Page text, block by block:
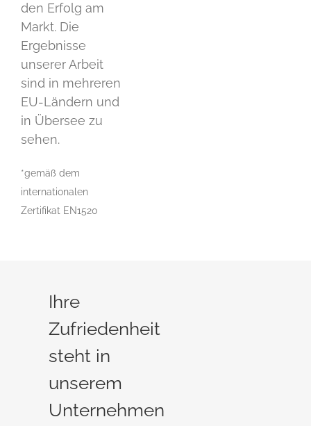
den Erfolg am
Markt. Die
Ergebnisse
unserer Arbeit
sind in mehreren
EU-Ländern und
in Übersee zu
sehen.
*gemäß dem
internationalen
Zertifikat EN1520
Ihre
Zufriedenheit
steht in
unserem
Unternehmen